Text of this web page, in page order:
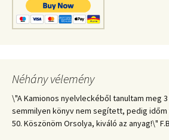
Néhány vélemény
\"A Kamionos nyelvleckéből tanultam meg
semmilyen könyv nem segített, pedig
50. Köszönöm Orsolya, kiváló az anyag!\"